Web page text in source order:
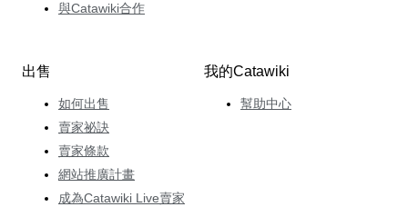
與Catawiki合作
出售
如何出售
賣家祕訣
賣家條款
網站推廣計畫
成為Catawiki Live賣家
我的Catawiki
幫助中心